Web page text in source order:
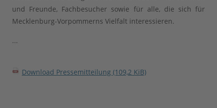
und Freunde, Fachbesucher sowie für alle, die sich für
Mecklenburg-Vorpommerns Vielfalt interessieren.
...
Download Pressemitteilung (109,2 KiB)